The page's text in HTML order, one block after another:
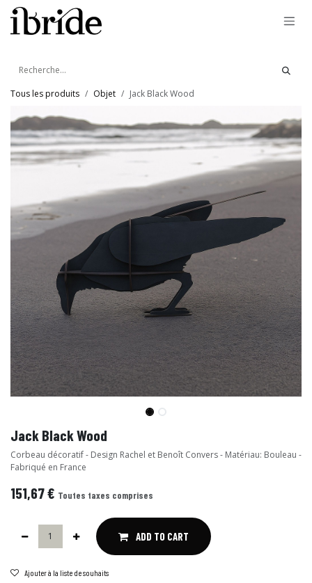
Se rendre au contenu
Tous les produits Objet Jack Black Wood
Jack Black Wood
Corbeau décoratif - Design Rachel et Benoît Convers - Matériau: Bouleau -
Fabriqué en France
151,67€ Toutes taxes comprises
ADD TO CART
Ajouter à la liste de souhaits